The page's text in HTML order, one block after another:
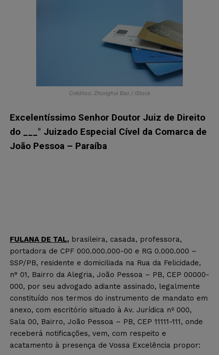
Créditos: Zhonghui Bao / iStock
Excelentíssimo Senhor Doutor Juiz de Direito
do ___° Juizado Especial Cível da Comarca de
João Pessoa – Paraíba
FULANA DE TAL, brasileira, casada, professora,
portadora de CPF 000.000.000-00 e RG 0.000.000 –
SSP/PB, residente e domiciliada na Rua da Felicidade,
n° 01, Bairro da Alegria, João Pessoa – PB, CEP 00000-
000, por seu advogado adiante assinado, legalmente
constituído nos termos do instrumento de mandato em
anexo, com escritório situado à Av. Jurídica nº 000,
Sala 00, Bairro, João Pessoa – PB, CEP 11111-111, onde
receberá notificações, vem, com respeito e
acatamento à presença de Vossa Excelência propor: